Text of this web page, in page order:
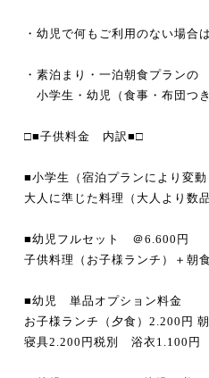
・幼児で何もご利用のない場合
・素泊まり・一泊朝食プランの
小学生・幼児（食事・布団つ
□■子供料金 内訳■□
■小学生（宿泊プランにより変動
大人に準じた料理（大人より数
■幼児フルセット ＠6.600円
子供料理（お子様ランチ）＋朝
■幼児 単品オプション料金
お子様ランチ（夕食）2.200円
寝具2.200円税別 浴衣1.100円